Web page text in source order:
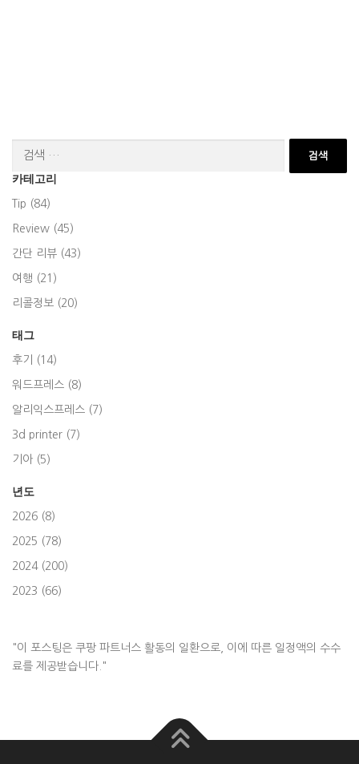
카테고리
Tip (84)
Review (45)
간단 리뷰 (43)
여행 (21)
리콜정보 (20)
태그
후기 (14)
워드프레스 (8)
알리익스프레스 (7)
3d printer (7)
기아 (5)
년도
2026 (8)
2025 (78)
2024 (200)
2023 (66)
"이 포스팅은 쿠팡 파트너스 활동의 일환으로, 이에 따른 일정액의 수수
료를 제공받습니다."